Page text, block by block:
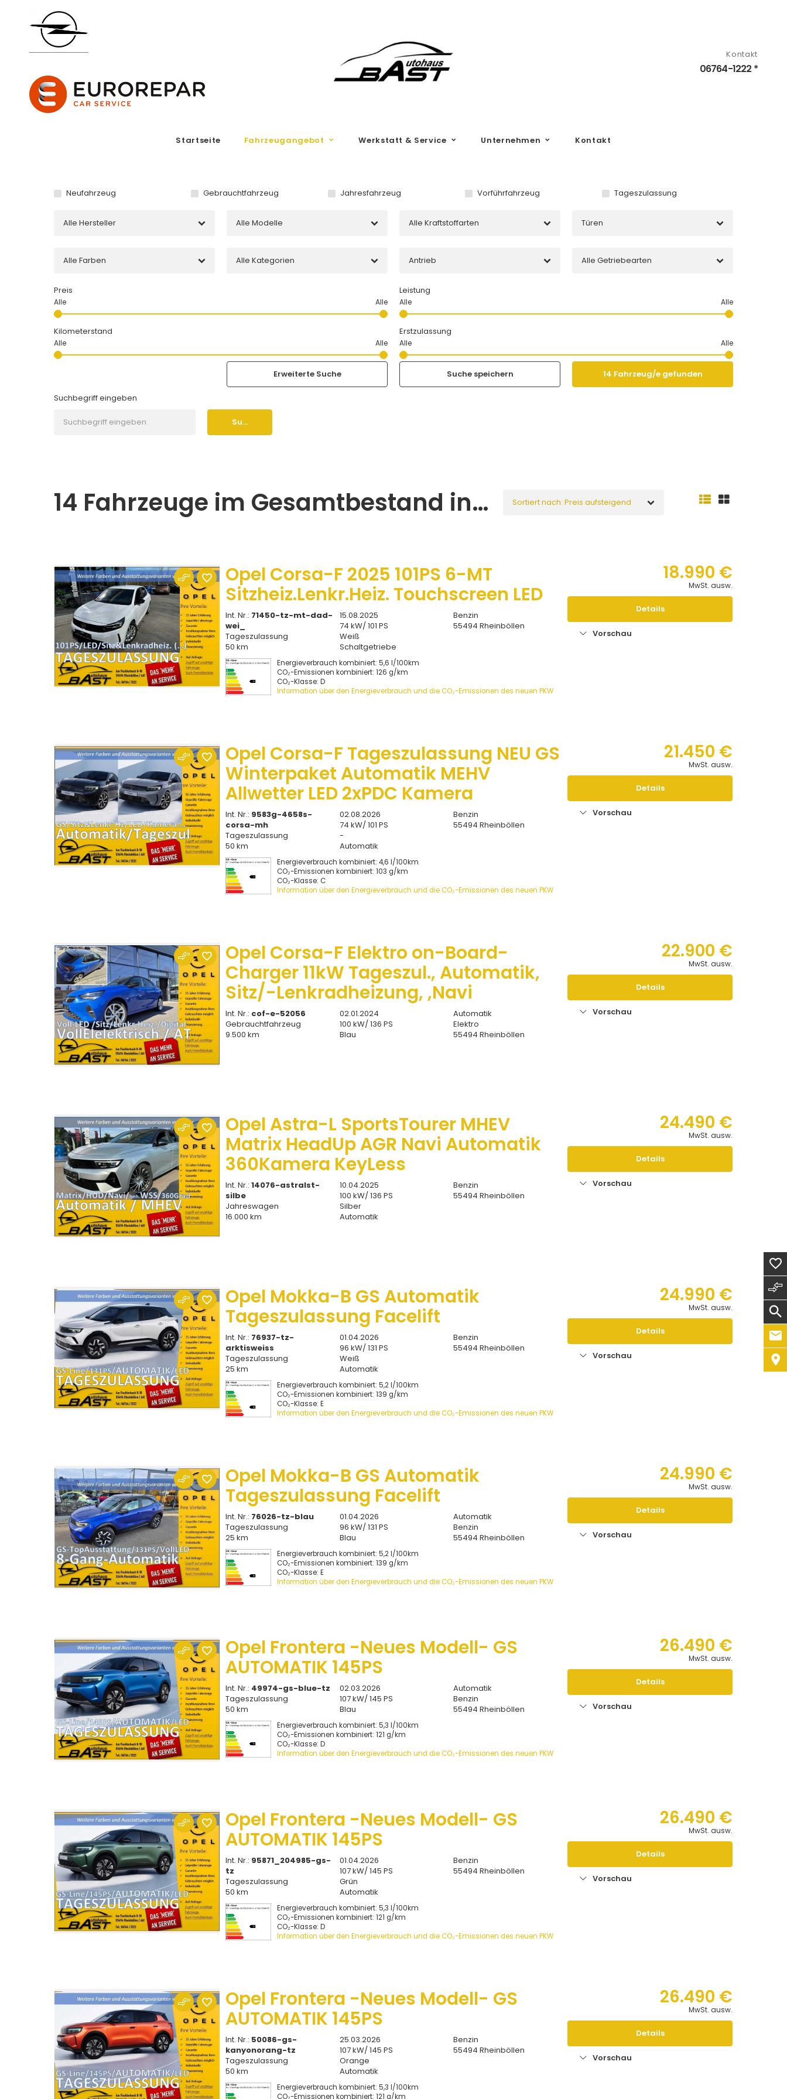
Kontakt
06764-1222 *
Startseite Fahrzeugangebot Werkstatt & Service Unternehmen Kontakt
Neufahrzeug Gebrauchtfahrzeug Jahresfahrzeug Vorführfahrzeug Tageszulassung
Alle Hersteller Alle Modelle Alle Kraftstoffarten Türen
Alle Farben Alle Kategorien Antrieb Alle Getriebearten
Preis Leistung
Kilometerstand Erstzulassung
Erweiterte Suche Suche speichern 14 Fahrzeug/e gefunden
Suchbegriff eingeben
Suchen
14 Fahrzeuge im Gesamtbestand in Rheinböllen Sortiert nach: Preis aufsteigend
Opel Corsa-F 2025 101PS 6-MT
Sitzheiz.Lenkr.Heiz. Touchscreen LED
Int. Nr.: 71450-tz-mt-dad-
wei_
Tageszulassung
50 km
15.08.2025
74 kW/ 101 PS
Weiß
Schaltgetriebe
Benzin
55494 Rheinböllen
Energieverbrauch kombiniert: 5,6 l/100km
CO₂-Emissionen kombiniert: 126 g/km
CO₂-Klasse: D
Information über den Energieverbrauch und die CO₂-Emissionen des neuen PKW
18.990 €
MwSt. ausw.
Details
Vorschau
Opel Corsa-F Tageszulassung NEU GS
Winterpaket Automatik MEHV
Allwetter LED 2xPDC Kamera
Int. Nr.: 9583g-4658s-
corsa-mh
Tageszulassung
50 km
02.08.2026
74 kW/ 101 PS
-
Automatik
Benzin
55494 Rheinböllen
Energieverbrauch kombiniert: 4,6 l/100km
CO₂-Emissionen kombiniert: 103 g/km
CO₂-Klasse: C
Information über den Energieverbrauch und die CO₂-Emissionen des neuen PKW
21.450 €
MwSt. ausw.
Details
Vorschau
Opel Corsa-F Elektro on-Board-
Charger 11kW Tageszul., Automatik,
Sitz/-Lenkradheizung, ,Navi
Int. Nr.: cof-e-52056
Gebrauchtfahrzeug
9.500 km
02.01.2024
100 kW/ 136 PS
Blau
Automatik
Elektro
55494 Rheinböllen
22.900 €
MwSt. ausw.
Details
Vorschau
Opel Astra-L SportsTourer MHEV
Matrix HeadUp AGR Navi Automatik
360Kamera KeyLess
Int. Nr.: 14076-astralst-
silbe
Jahreswagen
16.000 km
10.04.2025
100 kW/ 136 PS
Silber
Automatik
Benzin
55494 Rheinböllen
24.490 €
MwSt. ausw.
Details
Vorschau
Opel Mokka-B GS Automatik
Tageszulassung Facelift
Int. Nr.: 76937-tz-
arktisweiss
Tageszulassung
25 km
01.04.2026
96 kW/ 131 PS
Weiß
Automatik
Benzin
55494 Rheinböllen
Energieverbrauch kombiniert: 5,2 l/100km
CO₂-Emissionen kombiniert: 139 g/km
CO₂-Klasse: E
Information über den Energieverbrauch und die CO₂-Emissionen des neuen PKW
24.990 €
MwSt. ausw.
Details
Vorschau
Opel Mokka-B GS Automatik
Tageszulassung Facelift
Int. Nr.: 76026-tz-blau
Tageszulassung
25 km
01.04.2026
96 kW/ 131 PS
Blau
Automatik
Benzin
55494 Rheinböllen
Energieverbrauch kombiniert: 5,2 l/100km
CO₂-Emissionen kombiniert: 139 g/km
CO₂-Klasse: E
Information über den Energieverbrauch und die CO₂-Emissionen des neuen PKW
24.990 €
MwSt. ausw.
Details
Vorschau
Opel Frontera -Neues Modell- GS
AUTOMATIK 145PS
Int. Nr.: 49974-gs-blue-tz
Tageszulassung
50 km
02.03.2026
107 kW/ 145 PS
Blau
Automatik
Benzin
55494 Rheinböllen
Energieverbrauch kombiniert: 5,3 l/100km
CO₂-Emissionen kombiniert: 121 g/km
CO₂-Klasse: D
Information über den Energieverbrauch und die CO₂-Emissionen des neuen PKW
26.490 €
MwSt. ausw.
Details
Vorschau
Opel Frontera -Neues Modell- GS
AUTOMATIK 145PS
Int. Nr.: 95871_204985-gs-
tz
Tageszulassung
50 km
01.04.2026
107 kW/ 145 PS
Grün
Automatik
Benzin
55494 Rheinböllen
Energieverbrauch kombiniert: 5,3 l/100km
CO₂-Emissionen kombiniert: 121 g/km
CO₂-Klasse: D
Information über den Energieverbrauch und die CO₂-Emissionen des neuen PKW
26.490 €
MwSt. ausw.
Details
Vorschau
Opel Frontera -Neues Modell- GS
AUTOMATIK 145PS
Int. Nr.: 50086-gs-
kanyonorang-tz
Tageszulassung
50 km
25.03.2026
107 kW/ 145 PS
Orange
Automatik
Benzin
55494 Rheinböllen
Energieverbrauch kombiniert: 5,3 l/100km
CO₂-Emissionen kombiniert: 121 g/km
26.490 €
MwSt. ausw.
Details
Vorschau